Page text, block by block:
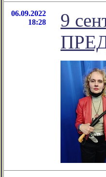
06.09.2022
18:28
9